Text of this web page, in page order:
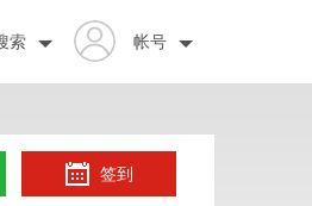
帐号
索
签到